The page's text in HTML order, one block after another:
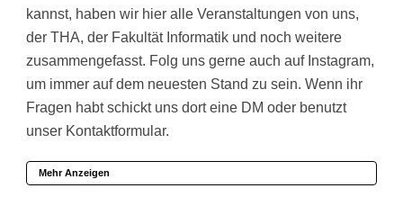
kannst, haben wir hier alle Veranstaltungen von uns,
der THA, der Fakultät Informatik und noch weitere
zusammengefasst. Folg uns gerne auch auf Instagram,
um immer auf dem neuesten Stand zu sein. Wenn ihr
Fragen habt schickt uns dort eine DM oder benutzt
unser Kontaktformular.
Mehr Anzeigen